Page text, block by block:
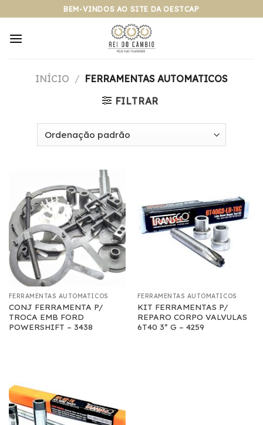
para
BEM-VINDOS AO SITE DA OESTCAP
INÍCIO / FERRAMENTAS AUTOMATICOS
FILTRAR
FERRAMENTAS AUTOMATICOS
CONJ FERRAMENTA P/
TROCA EMB FORD
POWERSHIFT – 3438
FERRAMENTAS AUTOMATICOS
KIT FERRAMENTAS P/
REPARO CORPO VALVULAS
6T40 3º G – 4259